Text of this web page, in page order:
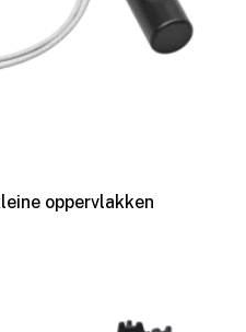
oppervlakken